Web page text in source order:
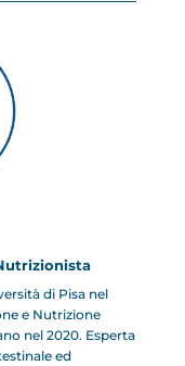
di Pisa nel
e Nutrizione
nel 2020. Esperta
ed